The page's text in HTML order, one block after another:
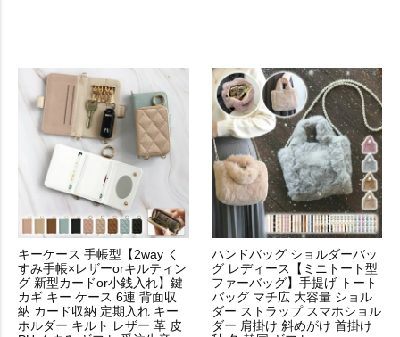
キーケース 手帳型【2way く
すみ手帳×レザーorキルティン
グ 新型カードor小銭入れ】鍵
カギ キー ケース 6連 背面収
納 カード収納 定期入れ キー
ホルダー キルト レザー 革 皮
ハンドバッグ ショルダーバッ
グ レディース【ミニトート型
ファーバッグ】手提げ トート
バッグ マチ広 大容量 ショル
ダー ストラップ スマホショル
ダー 肩掛け 斜めがけ 首掛け